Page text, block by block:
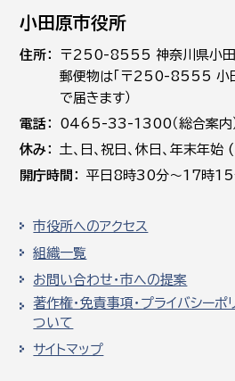
小田原市役所
住所
〒250-8555 神奈川県小
郵便物は「〒250-8555 小
で届きます）
電話
0465-33-1300（総合案内
休み
土､日､祝日、休日、年末年
開庁時間
平日8時30分～17時15
市役所へのアクセス
組織一覧
お問い合わせ・市への提案
著作権・免責事項・プライバシーポ
ついて
サイトマップ